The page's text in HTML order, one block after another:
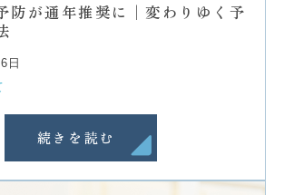
防が通年推奨に│変わりゆく予
日
続きを読む